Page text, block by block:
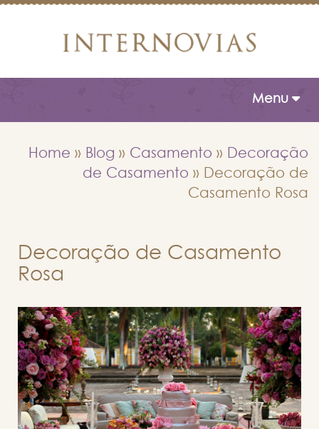
Toggle
Menu
Home » Blog » Casamento »
Decoração
de Casamento »
Decoração de
Casamento Rosa
Decoração de Casamento
Rosa